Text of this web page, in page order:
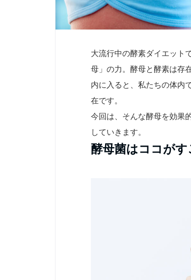
大流行中の酵素ダイエット
母」の力。酵母と酵素は存
内に入ると、私たちの体内
在です。
今回は、そんな酵母を効果
していきます。
酵母菌はココが